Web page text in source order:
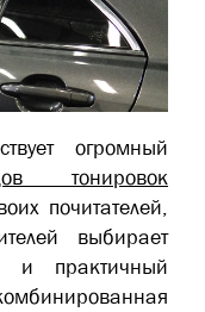
огромный
тонировок
почитателей,
выбирает
и практичный